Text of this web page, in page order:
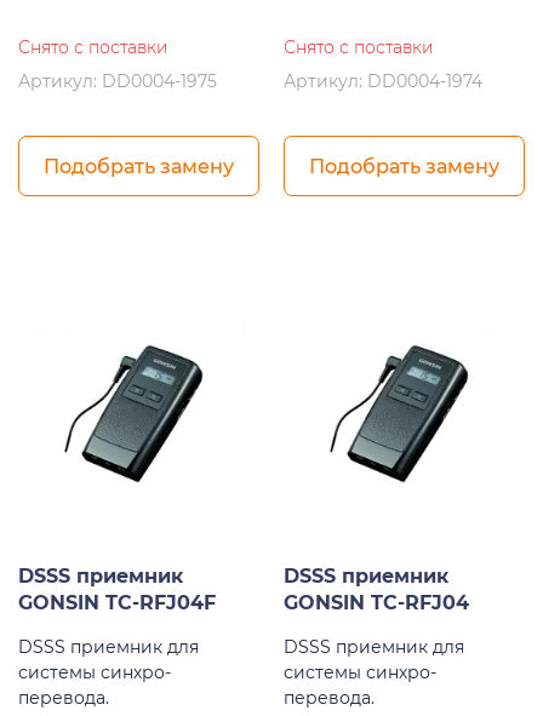
Снято с поставки
Артикул: DD0004-1975
Подобрать замену
Снято с поставки
Артикул: DD0004-1974
Подобрать замену
DSSS приемник
GONSIN TC-RFJ04F
DSSS приемник для
системы синхро-
перевода.
DSSS приемник
GONSIN TC-RFJ04
DSSS приемник для
системы синхро-
перевода.